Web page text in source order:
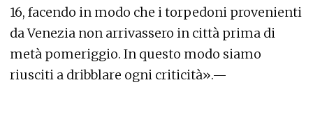
16, facendo in modo che i torpedoni provenienti
da Venezia non arrivassero in città prima di
metà pomeriggio. In questo modo siamo
riusciti a dribblare ogni criticità».—